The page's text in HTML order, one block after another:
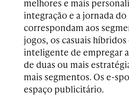
melhores e mais
integração e a jornada
correspondam aos
jogos, os casuais
inteligente de empregar
de duas ou mais
mais segmentos. Os e-
espaço publicitário.